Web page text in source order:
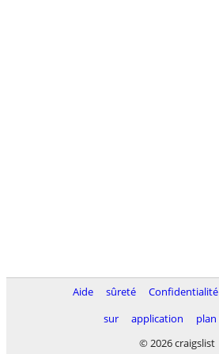
Aide sûreté Confidentialité
sur
application
© 2026 craigslist